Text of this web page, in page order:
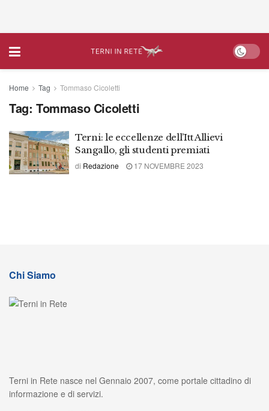
Home Tag Tommaso Cicoletti
Tag: Tommaso Cicoletti
Terni: le eccellenze dell’Itt Allievi
Sangallo, gli studenti premiati
di Redazione 17 NOVEMBRE 2023
Chi Siamo
Terni in Rete nasce nel Gennaio 2007, come portale cittadino di
informazione e di servizi.